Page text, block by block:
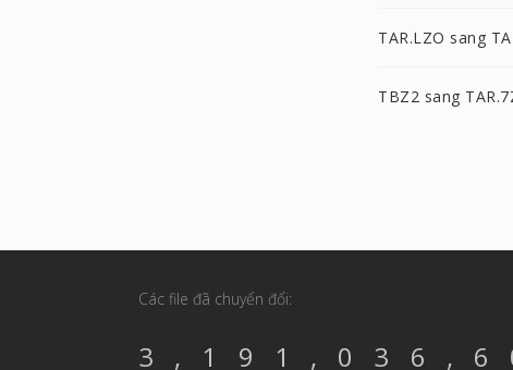
TAR.LZO sang
TBZ2 sang
Các file đã chuyển đổi: